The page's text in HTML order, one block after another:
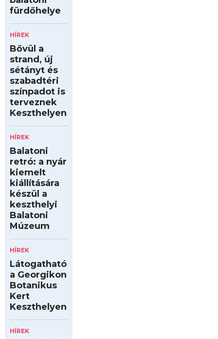
fürdőhelye
HÍREK
Bővül a
strand, új
sétányt és
szabadtéri
színpadot is
terveznek
Keszthelyen
HÍREK
Balatoni
retró: a nyár
kiemelt
kiállítására
készül a
keszthelyi
Balatoni
Múzeum
HÍREK
Látogatható
a Georgikon
Botanikus
Kert
Keszthelyen
HÍREK